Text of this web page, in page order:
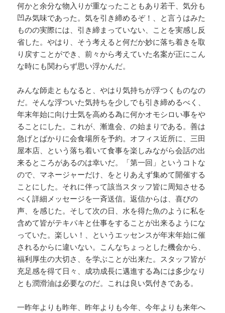
何かと余分な物入りが重なったこともあり若干、気分も
凹み気味であった。気を引き締めるぞ！、と言うはみた
ものの実際には、引き締まっていない、ことを実感し反
省した。やはり、そう考えると何だか妙に落ち着きを取
り戻すことができ、前々から考えていた名案が正にこん
な時にも関わらず思い浮かんだ。
みんな師走ともなると、やはり気持ちが浮つくものなの
だ。そんな浮ついた気持ちを少しでも引き締めるべく、
年末年始に向け士気を高める為に何かオモシロい事をや
ることにした。これが、漸進会、の始まりである。善は
急げとばかりに会食場所を予約。オフィス近所に、三田
屋本店、という落ち着いて食事を楽しみながら会話の出
来るところがあるのは幸いだ。「第一回」というコトな
ので、マネージャーだけ、をとりあえず集めて開催する
ことにした。それに伴って該当スタッフ皆に周知させる
べく詳細メッセージを一斉送信。返信からは、喜びの
声、を感じた。そして次の日、水を得た魚のように私を
含めて皆がテキパキと仕事をすることが出来るようにな
っていた。楽しい！、というエッセンスが年末年始に催
されるからに違いない。こんなちょっとした機会から、
福利厚生の大切さ、を学ぶことが出来た。スタッフ皆が
充足感を得て日々、成功成長に邁進する為には多少なり
とも潤滑油は必要なのだ。これは良い気付きである。
一昨年よりも昨年、昨年よりも今年、今年よりも来年へ